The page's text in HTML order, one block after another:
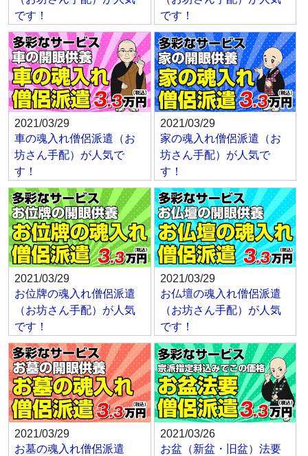
です！
です！
2021/03/29
車の魂入れ僧侶派遣（お
坊さん手配）が人気で
す！
2021/03/29
家の魂入れ僧侶派遣（お
坊さん手配）が人気で
す！
2021/03/29
お位牌の魂入れ僧侶派遣
（お坊さん手配）が人気
です！
2021/03/29
お仏壇の魂入れ僧侶派遣
（お坊さん手配）が人気
です！
2021/03/29
お墓の魂入れ僧侶派遣
2021/03/26
お盆（新盆・旧盆）法要